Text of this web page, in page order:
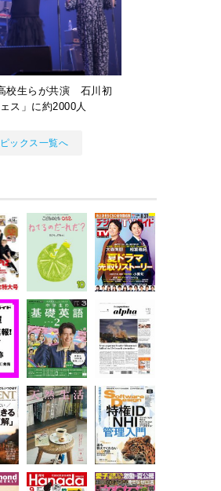
校生らが共演 石川初
ス」に約2000人
ピックス一覧へ